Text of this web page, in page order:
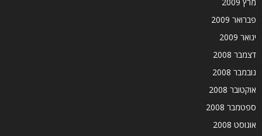
מרץ 2009
פברואר 2009
ינואר 2009
דצמבר 2008
נובמבר 2008
אוקטובר 2008
ספטמבר 2008
אוגוסט 2008